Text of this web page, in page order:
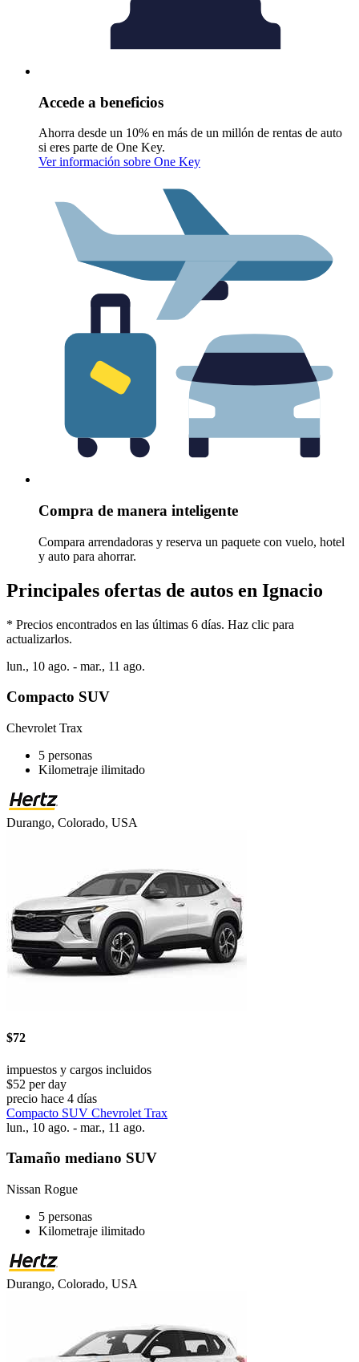
Accede a beneficios
Ahorra desde un 10% en más de un millón de rentas de auto
si eres parte de One Key.
Ver información sobre One Key
Compra de manera inteligente
Compara arrendadoras y reserva un paquete con vuelo, hotel
y auto para ahorrar.
Principales ofertas de autos en Ignacio
* Precios encontrados en las últimas 6 días. Haz clic para
actualizarlos.
lun., 10 ago. - mar., 11 ago.
Compacto SUV
Chevrolet Trax
5 personas
Kilometraje ilimitado
Durango, Colorado, USA
$72
impuestos y cargos incluidos
$52 per day
precio hace 4 días
Compacto SUV Chevrolet Trax
lun., 10 ago. - mar., 11 ago.
Tamaño mediano SUV
Nissan Rogue
5 personas
Kilometraje ilimitado
Durango, Colorado, USA